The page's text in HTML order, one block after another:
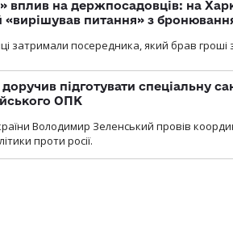
вплив на держпосадовців: на
«вирішував питання» з
затримали посередника, який брав
підготувати спеціальну
ОПК
Володимир Зеленський провів
проти росії.